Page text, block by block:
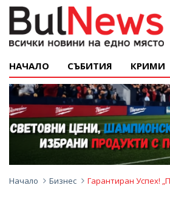
НАЧАЛО СЪБИТИЯ КРИМИ
Начало Бизнес Гарантиран Успех!